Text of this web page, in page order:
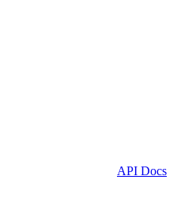
API Docs